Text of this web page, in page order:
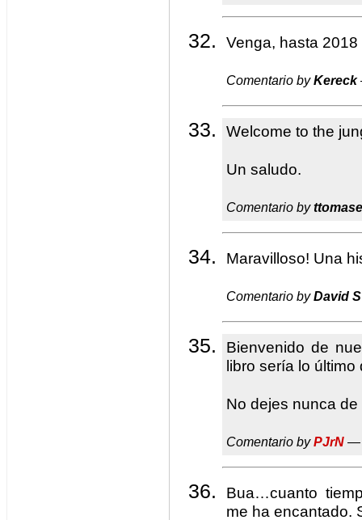
Venga, hasta 2018
Comentario byKereck
Welcome to the
Un saludo.
Comentario by
Maravilloso! Una
Comentario byDavid S
Bienvenido de
libro sería lo
No dejes nunca
Comentario byPJrN —
Bua…cuanto
me ha encantado.